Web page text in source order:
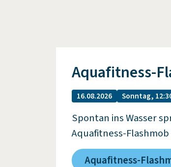
Aquafitness-
16.08.2026 Sonntag,
Spontan ins Wasser
Aquafitness-
Aquafitness-